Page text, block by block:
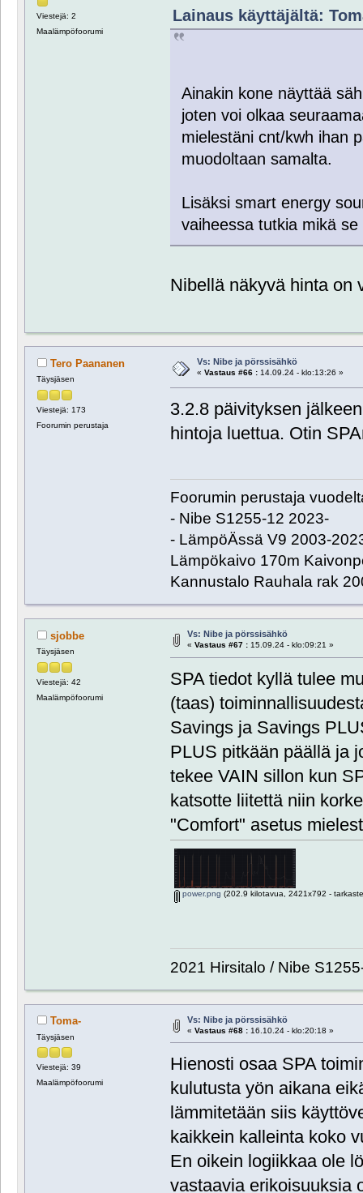
Viestejä: 2
Maalämpöfoorumi
Lainaus käyttäjältä:
Ainakin kone näyttää
joten voi olkaa
mielestäni cnt/kwh ihan
muodoltaan samalta.
Lisäksi smart energy
vaiheessa tutkia mikä se
Nibellä näkyvä hinta on
Tero Paananen
Täysjäsen
Viestejä: 173
Foorumin perustaja
Vs: Nibe ja pörssisähkö
« Vastaus #66 :14.09.24 - klo:13:26 »
3.2.8 päivityksen
hintoja luettua. Otin
Foorumin perustaja
- Nibe S1255-12 2023-
- LämpöÄssä V9 2003-
Lämpökaivo 170m
Kannustalo Rauhala rak
sjobbe
Täysjäsen
Viestejä: 42
Maalämpöfoorumi
Vs: Nibe ja pörssisähkö
« Vastaus #67 :15.09.24 - klo:09:21 »
SPA tiedot kyllä tulee
(taas)
Savings ja Savings
PLUS pitkään päällä ja
tekee VAIN sillon kun
katsotte liitettä niin
"Comfort" asetus
power.png (202.9 kilotavua, 2421x792 -
2021 Hirsitalo / Nibe
Toma-
Täysjäsen
Viestejä: 39
Maalämpöfoorumi
Vs: Nibe ja pörssisähkö
« Vastaus #68 :16.10.24 - klo:20:18 »
Hienosti osaa SPA
kulutusta yön aikana
lämmitetään siis
kaikkein kalleinta koko
En oikein logiikkaa ole
vastaavia erikoisuuksia